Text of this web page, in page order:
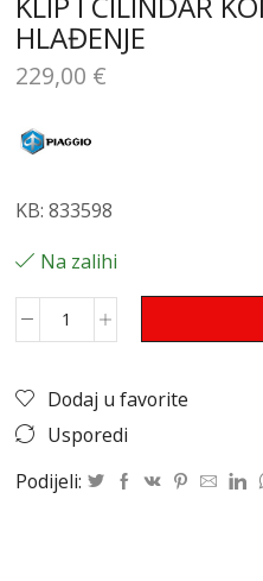
HLAĐENJE
229,00 €
KB: 833598
Na zalihi
Dodaj u favorite
Usporedi
Podijeli: